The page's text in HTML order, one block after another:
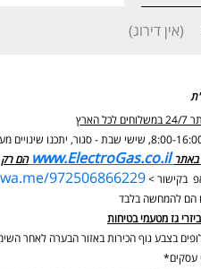
(אין דירוג)
יתכנו
באתר www.ElectroGas.co.il הם רק
בקישור >972506866229
הם להמחשה בלבד
גז מטעמי בטיחות
גוף הכירות באזור הבערה לאחר השימוש בנוסף תיתכן סטיה